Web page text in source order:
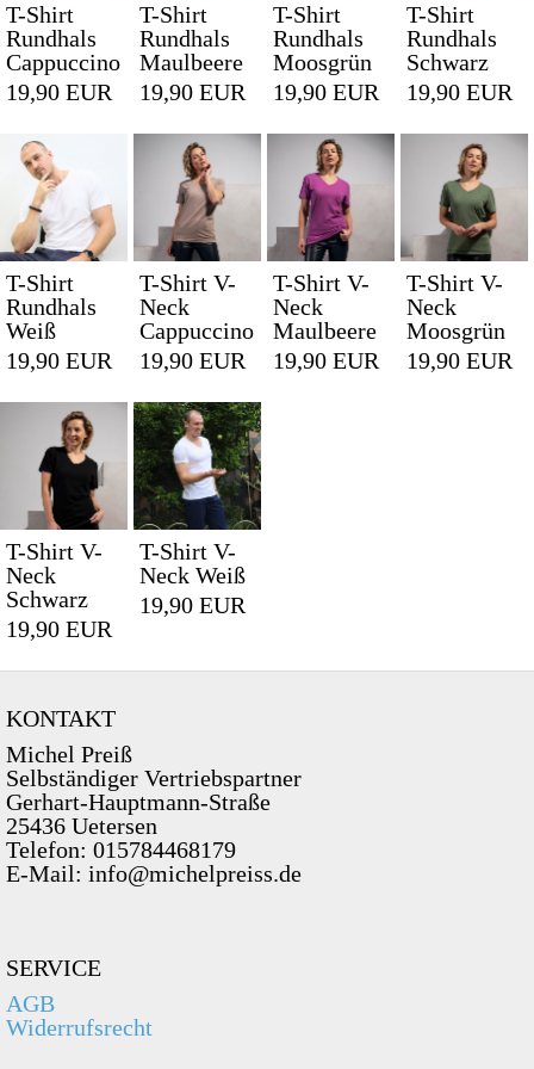
T-Shirt
Rundhals
Cappuccino
19,90 EUR
T-Shirt
Rundhals
Maulbeere
19,90 EUR
T-Shirt
Rundhals
Moosgrün
19,90 EUR
T-Shirt
Rundhals
Schwarz
19,90 EUR
T-Shirt
Rundhals
Weiß
19,90 EUR
T-Shirt V-
Neck
Cappuccino
19,90 EUR
T-Shirt V-
Neck
Maulbeere
19,90 EUR
T-Shirt V-
Neck
Moosgrün
19,90 EUR
T-Shirt V-
Neck
Schwarz
19,90 EUR
T-Shirt V-
Neck Weiß
19,90 EUR
KONTAKT
Michel Preiß
Selbständiger Vertriebspartner
Gerhart-Hauptmann-Straße
25436 Uetersen
Telefon: 015784468179
E-Mail: info@michelpreiss.de
SERVICE
AGB
Widerrufsrecht